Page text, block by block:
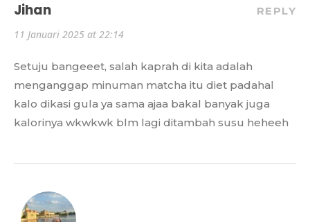
Jihan
11 Januari 2025 at 22:14
REPLY
Setuju bangeeet, salah kaprah di kita adalah
menganggap minuman matcha itu diet padahal
kalo dikasi gula ya sama ajaa bakal banyak juga
kalorinya wkwkwk blm lagi ditambah susu heheeh